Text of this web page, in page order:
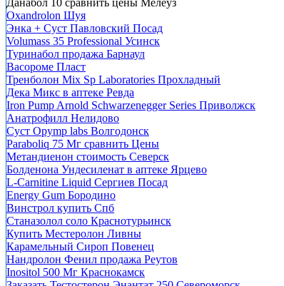
Oxandrolon Шуя
Энка + Суст Павловский Посад
Volumass 35 Professional Усинск
Туринабол продажа Барнаул
Васороме Пласт
Тренболон Mix Sp Laboratories Прохладный
Дека Микс в аптеке Ревда
Iron Pump Arnold Schwarzenegger Series Приволжск
Анатрофилл Нелидово
Суст Opymp labs Волгодонск
Paraboliq 75 Мг сравнить Цены
Метандиенон стоимость Северск
Болденона Ундесиленат в аптеке Ярцево
L-Carnitine Liquid Сергиев Посад
Energy Gum Бородино
Винстрол купить Спб
Станазолол соло Краснотурьинск
Купить Местеролон Ливны
Карамельный Сироп Повенец
Нандролон Фенил продажа Реутов
Inositol 500 Мг Краснокамск